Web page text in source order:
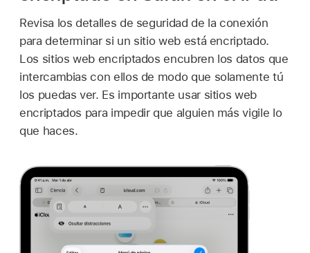
Revisa los detalles de seguridad de la conexión
para determinar si un sitio web está encriptado.
Los sitios web encriptados encubren los datos que
intercambias con ellos de modo que solamente tú
los puedas ver. Es importante usar sitios web
encriptados para impedir que alguien más vigile lo
que haces.